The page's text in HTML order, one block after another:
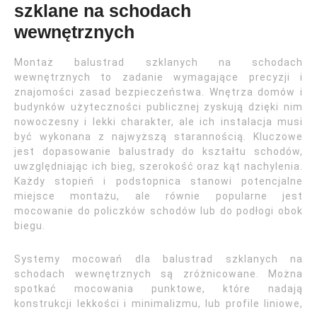
szklane na schodach
wewnętrznych
Montaż balustrad szklanych na schodach
wewnętrznych to zadanie wymagające precyzji i
znajomości zasad bezpieczeństwa. Wnętrza domów i
budynków użyteczności publicznej zyskują dzięki nim
nowoczesny i lekki charakter, ale ich instalacja musi
być wykonana z najwyższą starannością. Kluczowe
jest dopasowanie balustrady do kształtu schodów,
uwzględniając ich bieg, szerokość oraz kąt nachylenia.
Każdy stopień i podstopnica stanowi potencjalne
miejsce montażu, ale równie popularne jest
mocowanie do policzków schodów lub do podłogi obok
biegu.
Systemy mocowań dla balustrad szklanych na
schodach wewnętrznych są zróżnicowane. Można
spotkać mocowania punktowe, które nadają
konstrukcji lekkości i minimalizmu, lub profile liniowe,